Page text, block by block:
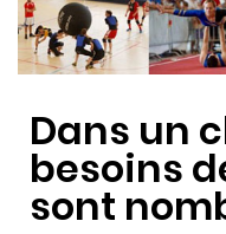
Dans un
besoins
sont